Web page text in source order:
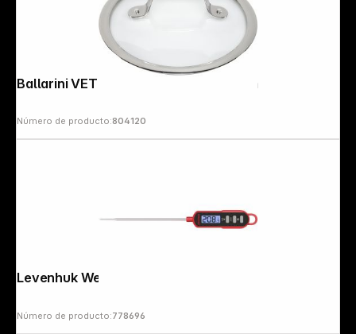
Ballarini VETRO PIANO lid Glass 20 cm
Número de producto:804120
Levenhuk Wezzer Cook MT30
Número de producto:778696